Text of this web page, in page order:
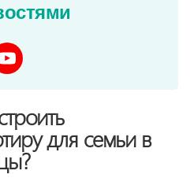
для семьи в